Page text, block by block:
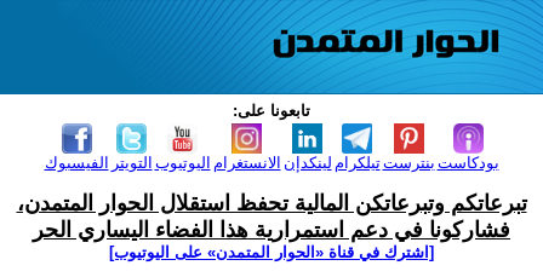
تابعونا على:
الفيسبوك التويتر اليوتيوب الانستغرام لينكدإن تيلكرامبنترست بودكاست
تبرعاتكم وتبرعاتكن المالية تحفظ استقلال الحوار المتمدن،
فشاركونا في دعم استمرارية هذا الفضاء اليساري الحر
[اشترك في قناة ‫«الحوار المتمدن» على اليوتيوب]